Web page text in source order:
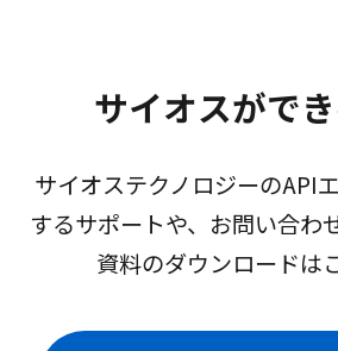
サイオスがで
サイオステクノロジーのAPI
するサポートや、お問い合わ
資料のダウンロードは